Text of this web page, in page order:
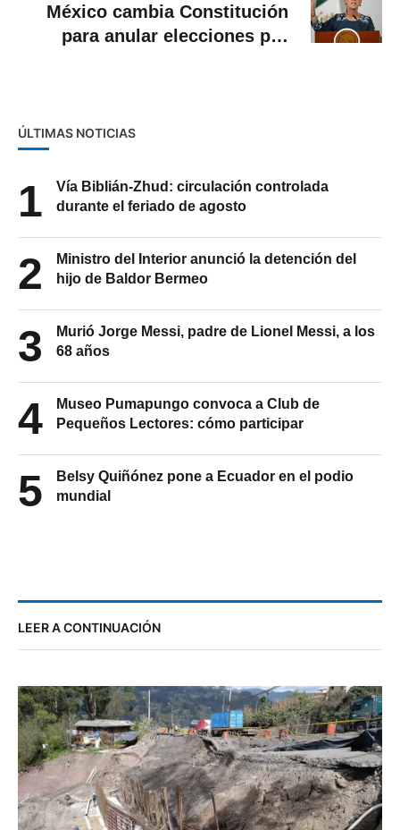
México cambia Constitución
para anular elecciones por
ÚLTIMAS NOTICIAS
1
Vía Biblián-Zhud: circulación controlada
durante el feriado de agosto
2
Ministro del Interior anunció la detención del
hijo de Baldor Bermeo
3
Murió Jorge Messi, padre de Lionel Messi, a los
68 años
4
Museo Pumapungo convoca a Club de
Pequeños Lectores: cómo participar
5
Belsy Quiñónez pone a Ecuador en el podio
mundial
LEER A CONTINUACIÓN